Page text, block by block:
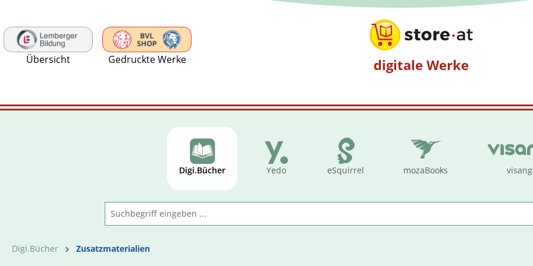
Übersicht Gedruckte Werke digitale Werke
Digi.Bücher Yedo eSquirrel mozaBooks visang
Digi.Bücher Zusatzmaterialien